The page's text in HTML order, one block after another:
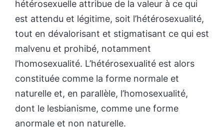
hétérosexuelle attribue de la valeur à ce qui
est attendu et légitime, soit l’hétérosexualité,
tout en dévalorisant et stigmatisant ce qui est
malvenu et prohibé, notamment
l’homosexualité. L’hétérosexualité est alors
constituée comme la forme normale et
naturelle et, en parallèle, l’homosexualité,
dont le lesbianisme, comme une forme
anormale et non naturelle.